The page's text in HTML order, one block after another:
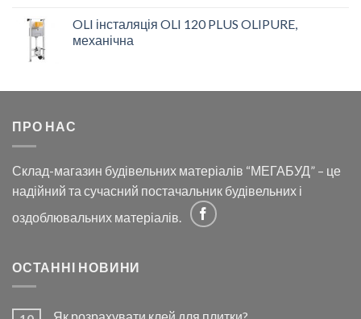
OLI інсталяція OLI 120 PLUS OLIPURE,
механічна
ПРО НАС
Склад-магазин будівельних матеріалів “МЕГАБУД” – це
надійний та сучасний постачальник будівельних і
оздоблювальних матеріалів.
ОСТАННІ НОВИНИ